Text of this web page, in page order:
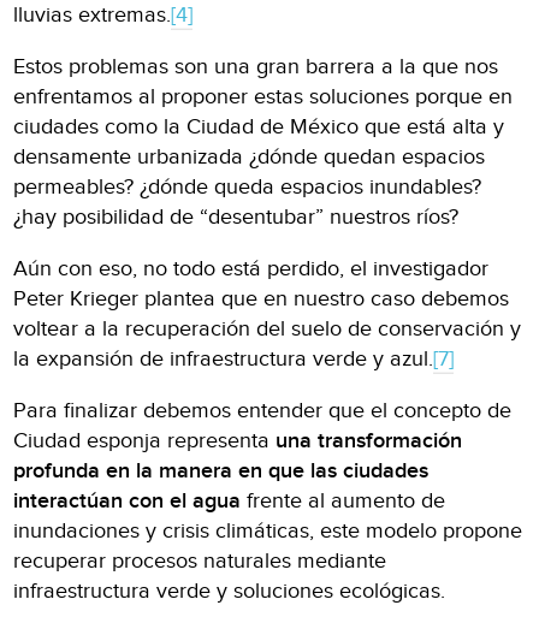
lluvias extremas.[4]
Estos problemas son una gran barrera a la que nos
enfrentamos al proponer estas soluciones porque en
ciudades como la Ciudad de México que está alta y
densamente urbanizada ¿dónde quedan espacios
permeables? ¿dónde queda espacios inundables?
¿hay posibilidad de “desentubar” nuestros ríos?
Aún con eso, no todo está perdido, el investigador
Peter Krieger plantea que en nuestro caso debemos
voltear a la recuperación del suelo de conservación y
la expansión de infraestructura verde y azul.[7]
Para finalizar debemos entender que el concepto de
Ciudad esponja representa una transformación
profunda en la manera en que las ciudades
interactúan con el agua frente al aumento de
inundaciones y crisis climáticas, este modelo propone
recuperar procesos naturales mediante
infraestructura verde y soluciones ecológicas.